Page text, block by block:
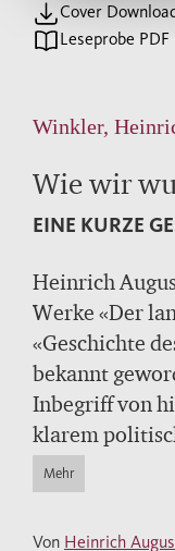
Cover
Leseprobe PDF
Winkler,
Wie wir
EINE KURZE
Heinrich
Werke «Der
«Geschichte
bekannt
Inbegriff von
klarem
hervorragend
großen
Mehr
Von Heinrich